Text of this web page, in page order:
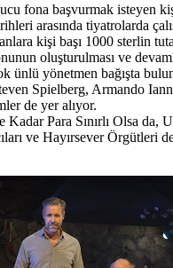
fona başvurmak isteyen
arasında tiyatrolarda
kişi başı 1000 sterlin
oluşturulması ve
ünlü yönetmen bağışta
Spielberg, Armando
de yer alıyor.
Kadar Para Sınırlı Olsa da,
ve Hayırsever Örgütleri